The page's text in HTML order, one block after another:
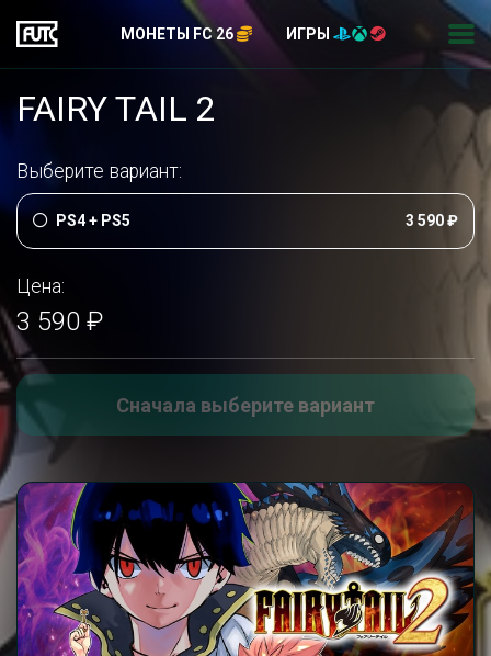
МОНЕТЫ FC 26 ИГРЫ
FAIRY TAIL 2
Выберите вариант:
PS4 + PS5 3 590 ₽
Цена:
3 590 ₽
Сначала выберите вариант